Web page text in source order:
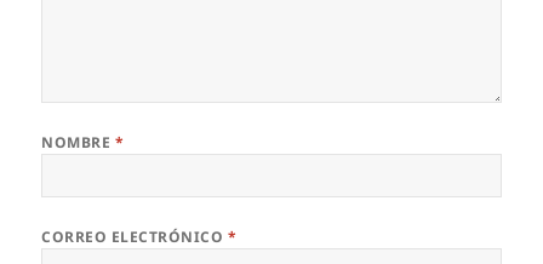
NOMBRE *
CORREO ELECTRÓNICO *